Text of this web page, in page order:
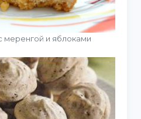
меренгой и яблоками